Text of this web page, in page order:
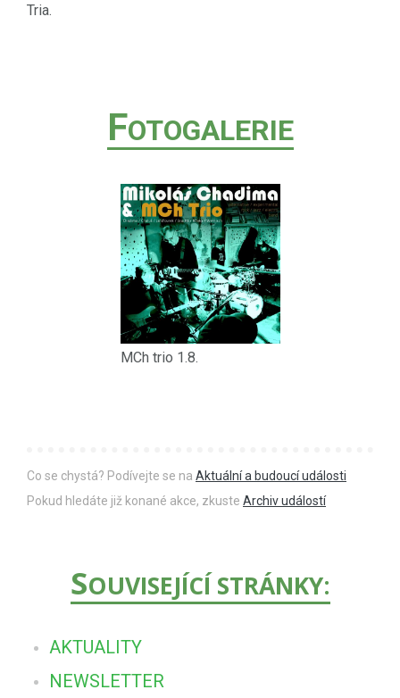
Tria.
FOTOGALERIE
MCh trio 1.8.
Co se chystá? Podívejte se na Aktuální a budoucí události
Pokud hledáte již konané akce, zkuste Archiv událostí
SOUVISEJÍCÍ STRÁNKY:
AKTUALITY
NEWSLETTER